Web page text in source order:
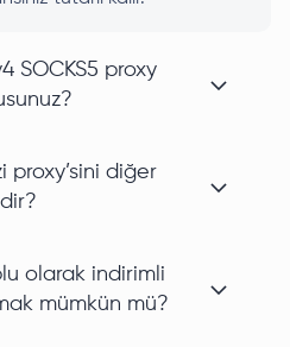
SOCKS5 proxy
proxy’sini diğer
olarak indirimli
mümkün mü?